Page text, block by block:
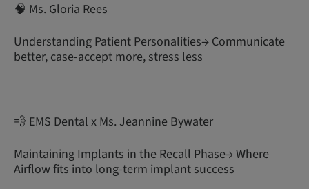
🧠 Ms. Gloria Rees
Understanding Patient Personalities→ Communicate
better, case-accept more, stress less
💨 EMS Dental x Ms. Jeannine Bywater
Maintaining Implants in the Recall Phase→ Where
Airflow fits into long-term implant success